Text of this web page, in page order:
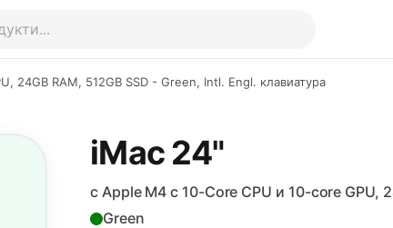
24GB RAM, 512GB SSD - Green, Intl. Engl. клавиатура
iMac 24"
с Apple M4 с 10-Core CPU и 10-core GPU,
Green